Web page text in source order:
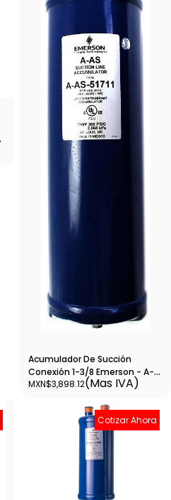
Acumulador De Succión
Conexión 1-3/8 Emerson - A-
AS-51711
MXN$3,898.12(Mas IVA)
Cotizar Ahora